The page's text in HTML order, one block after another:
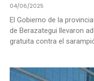
04/06/2025
El Gobierno de la
de Berazategui llevaron
gratuita contra el